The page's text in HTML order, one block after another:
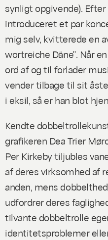
synligt opgivende).
introduceret et par
mig selv, kvitterede en
wortreiche Däne". Når
ord af og til forlader
vender tilbage til sit
i eksil, så er han blot
Kendte
grafikeren Dea Trier
Per Kirkeby tiljubles
af deres virksomhed af
anden, mens
udfordrer deres
tilvante dobbeltrolle
identitetsproblemer